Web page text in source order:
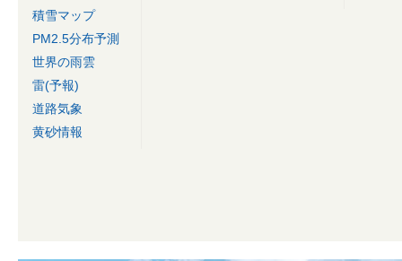
積雪マップ
PM2.5分布予測
世界の雨雲
雷(予報)
道路気象
黄砂情報